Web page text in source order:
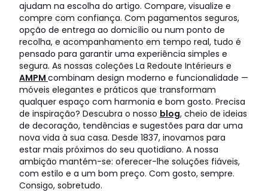
ajudam na escolha do artigo. Compare, visualize e
compre com confiança. Com pagamentos seguros,
opção de entrega ao domicílio ou num ponto de
recolha, e acompanhamento em tempo real, tudo é
pensado para garantir uma experiência simples e
segura. As nossas coleções La Redoute Intérieurs e
AMPM combinam design moderno e funcionalidade —
móveis elegantes e práticos que transformam
qualquer espaço com harmonia e bom gosto. Precisa
de inspiração? Descubra o nosso blog, cheio de ideias
de decoração, tendências e sugestões para dar uma
nova vida à sua casa. Desde 1837, inovamos para
estar mais próximos do seu quotidiano. A nossa
ambição mantém-se: oferecer-lhe soluções fiáveis,
com estilo e a um bom preço. Com gosto, sempre.
Consigo, sobretudo.